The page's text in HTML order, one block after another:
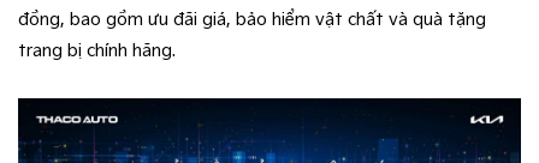
đồng, bao gồm ưu đãi giá, bảo hiểm vật chất và quà tặng
trang bị chính hãng.